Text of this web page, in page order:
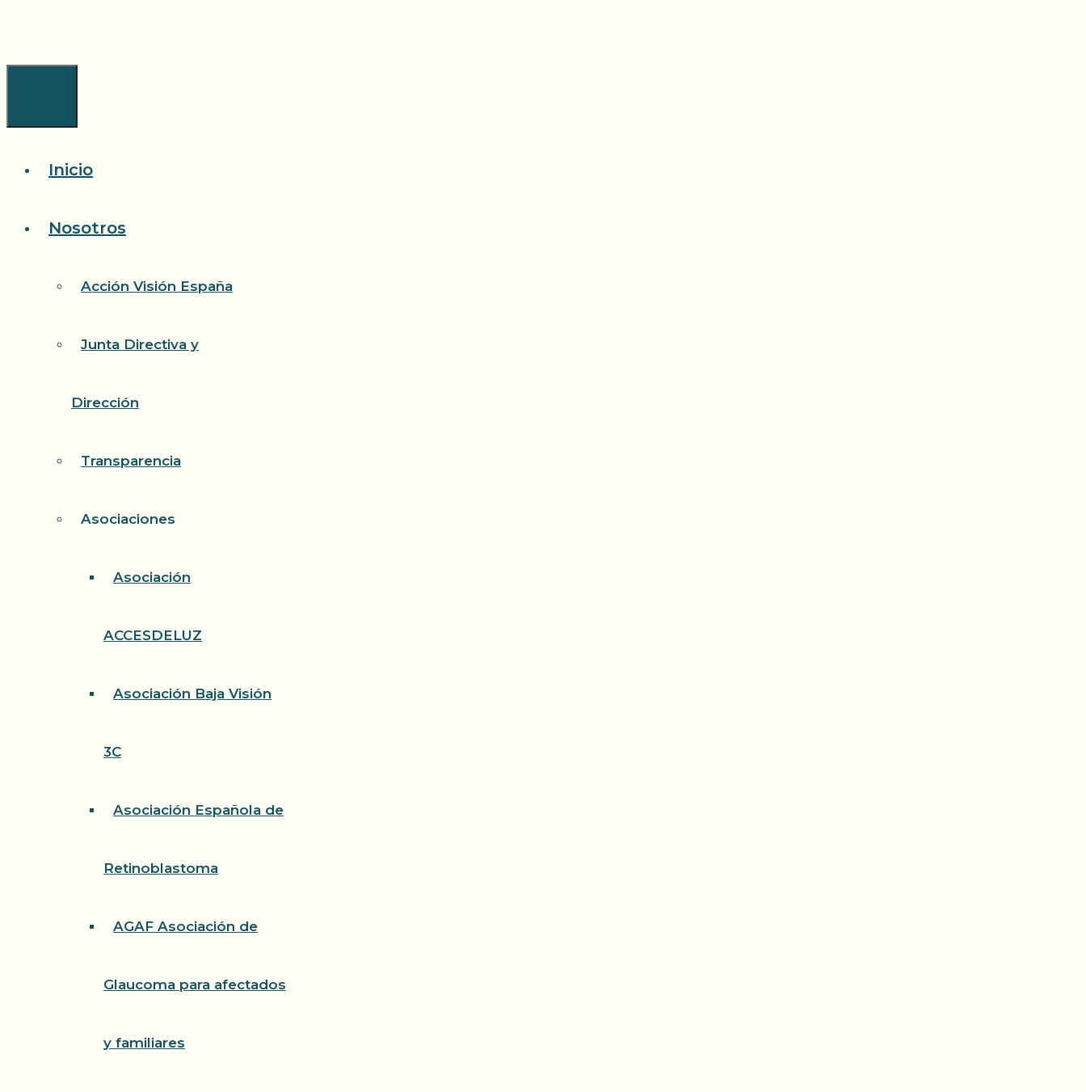
Inicio
Nosotros
Acción Visión España
Junta Directiva y
Dirección
Transparencia
Asociaciones
Asociación
ACCESDELUZ
Asociación Baja Visión
3C
Asociación Española de
Retinoblastoma
AGAF Asociación de
Glaucoma para afectados
y familiares